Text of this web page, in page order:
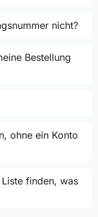
nicht?
Bestellung
ohne ein Konto
finden, was